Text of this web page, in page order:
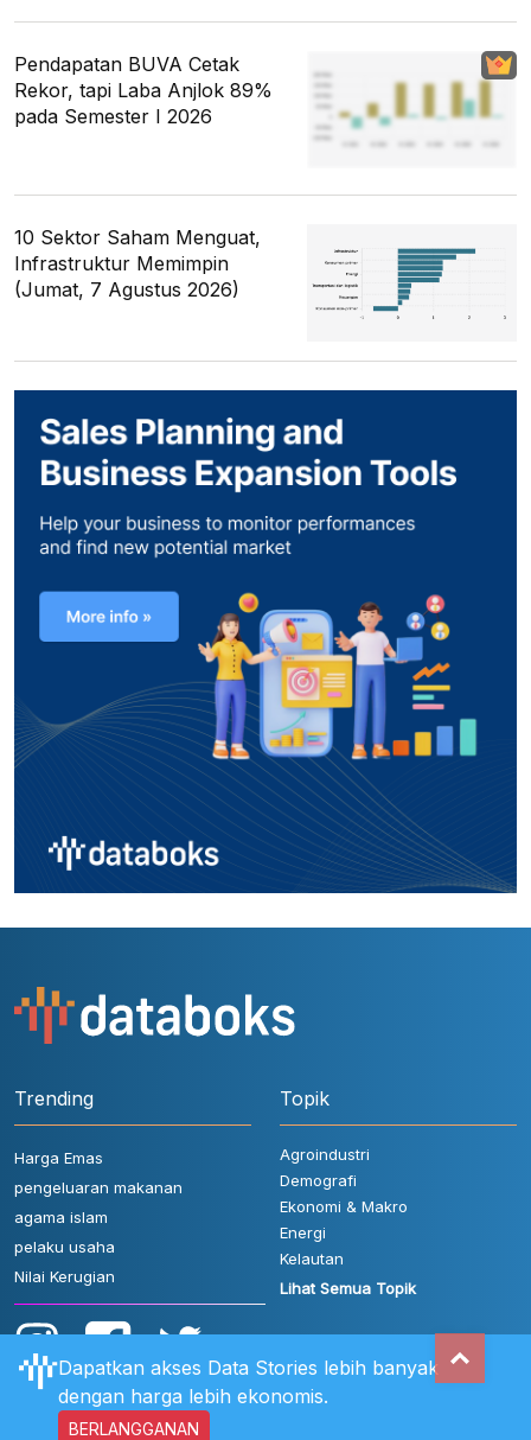
Pendapatan BUVA Cetak
Rekor, tapi Laba Anjlok 89%
pada Semester I 2026
10 Sektor Saham Menguat,
Infrastruktur Memimpin
(Jumat, 7 Agustus 2026)
Trending
Harga Emas
pengeluaran makanan
agama islam
pelaku usaha
Nilai Kerugian
Topik
Agroindustri
Demografi
Ekonomi & Makro
Energi
Kelautan
Lihat Semua Topik
Dapatkan akses Data Stories lebih banyak
dengan harga lebih ekonomis.
BERLANGGANAN